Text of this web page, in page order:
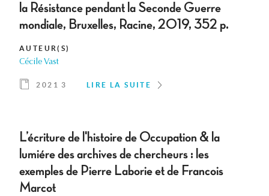
la Résistance pendant la Seconde Guerre
mondiale, Bruxelles, Racine, 2019, 352 p.
AUTEUR(S)
Cécile Vast
2021 3 LIRE LA SUITE
L’écriture de l'histoire de Occupation & la
lumiére des archives de chercheurs : les
exemples de Pierre Laborie et de Francois
Marcot